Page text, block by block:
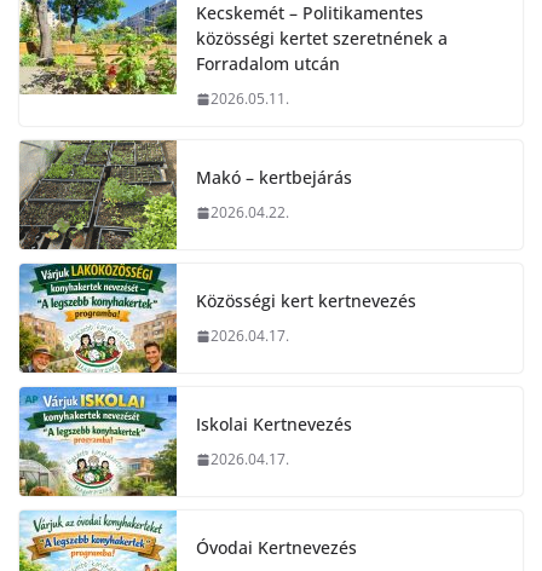
Kecskemét – Politikamentes
közösségi kertet szeretnének a
Forradalom utcán
2026.05.11.
Makó – kertbejárás
2026.04.22.
Közösségi kert kertnevezés
2026.04.17.
Iskolai Kertnevezés
2026.04.17.
Óvodai Kertnevezés